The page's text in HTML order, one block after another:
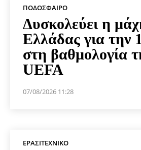
ΠΟΔΌΣΦΑΙΡΟ
Δυσκολεύει η
Ελλάδας για την
στη βαθμολογία
UEFA
07/08/2026 11:28
ΕΡΑΣΙΤΕΧΝΙΚΟ